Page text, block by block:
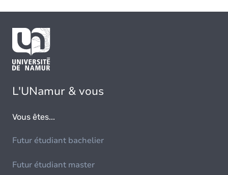
L'UNamur & vous
Vous êtes...
Futur étudiant bachelier
Futur étudiant master